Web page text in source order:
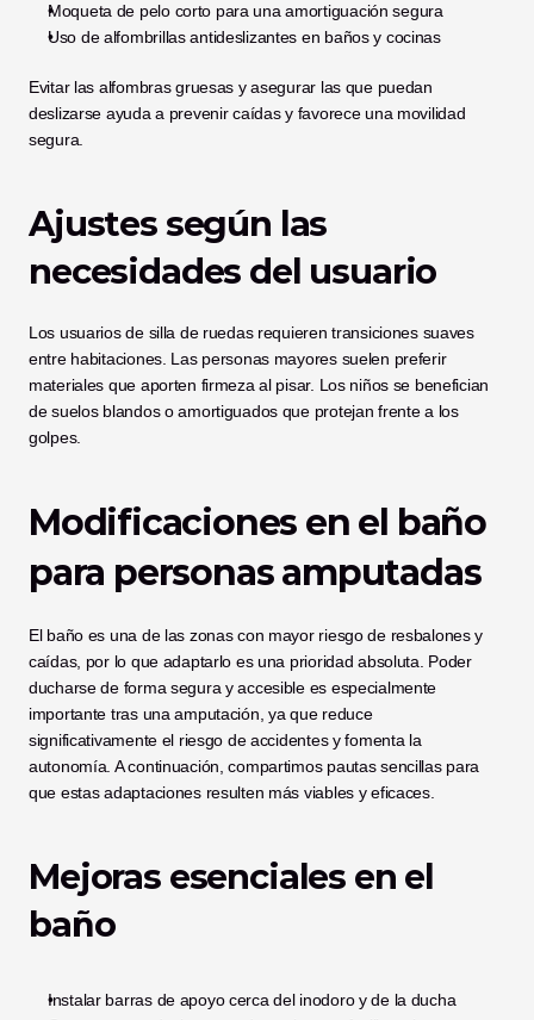
Moqueta de pelo corto para una amortiguación segura
Uso de alfombrillas antideslizantes en baños y cocinas
Evitar las alfombras gruesas y asegurar las que puedan
deslizarse ayuda a prevenir caídas y favorece una movilidad
segura.
Ajustes según las
necesidades del usuario
Los usuarios de silla de ruedas requieren transiciones suaves
entre habitaciones. Las personas mayores suelen preferir
materiales que aporten firmeza al pisar. Los niños se benefician
de suelos blandos o amortiguados que protejan frente a los
golpes.
Modificaciones en el baño
para personas amputadas
El baño es una de las zonas con mayor riesgo de resbalones y
caídas, por lo que adaptarlo es una prioridad absoluta. Poder
ducharse de forma segura y accesible es especialmente
importante tras una amputación, ya que reduce
significativamente el riesgo de accidentes y fomenta la
autonomía. A continuación, compartimos pautas sencillas para
que estas adaptaciones resulten más viables y eficaces.
Mejoras esenciales en el
baño
Instalar barras de apoyo cerca del inodoro y de la ducha